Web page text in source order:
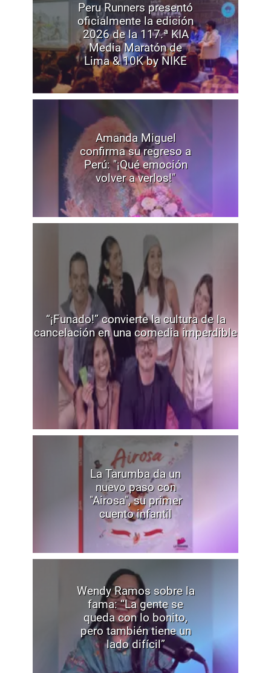
Peru Runners presentó
oficialmente la edición
2026 de la 117.ª KIA
Media Maratón de
Lima & 10K by NIKE
Amanda Miguel
confirma su regreso a
Perú: "¡Qué emoción
volver a verlos!"
“¡Funado!” convierte la cultura de la
cancelación en una comedia imperdible
La Tarumba da un
nuevo paso con
"Airosa", su primer
cuento infantil
Wendy Ramos sobre la
fama: “La gente se
queda con lo bonito,
pero también tiene un
lado difícil”